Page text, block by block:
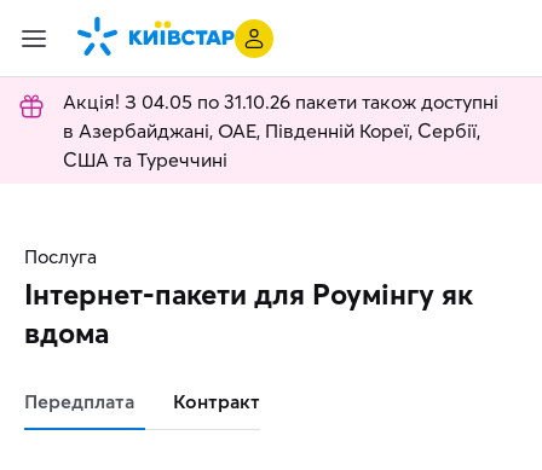
Акція! З 04.05 по 31.10.26 пакети також доступні
в Азербайджані, ОАЕ, Південній Кореї, Сербії,
США та Туреччині
Послуга
Інтернет-пакети для Роумінгу як
вдома
Передплата Контракт